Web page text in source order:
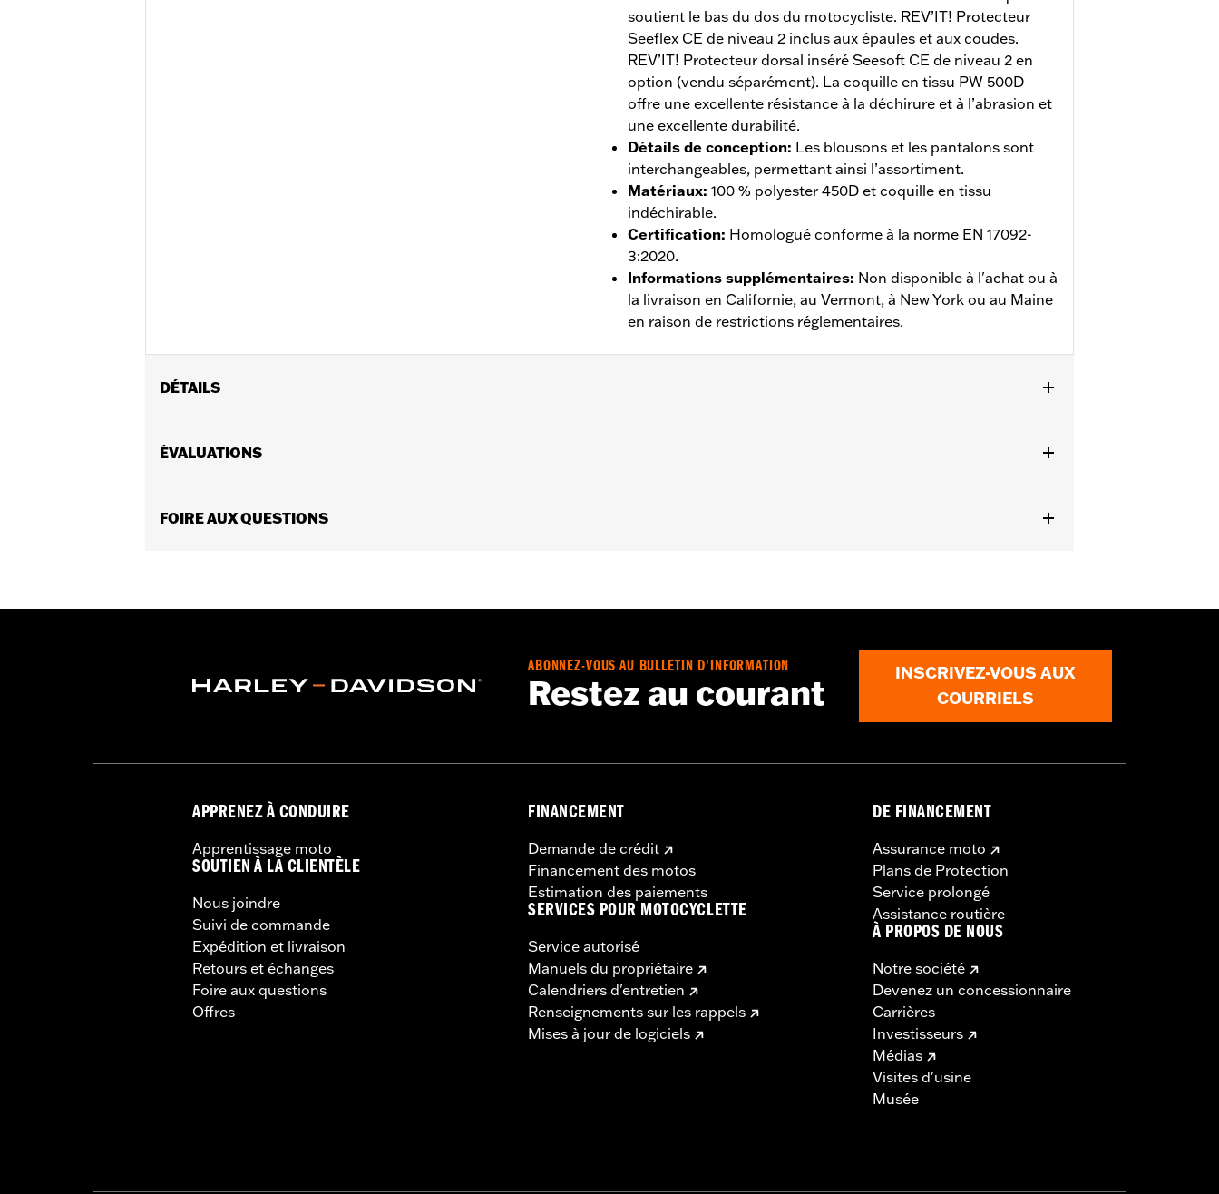
soutient le bas du dos du motocycliste. REV’IT! Protecteur
Seeflex CE de niveau 2 inclus aux épaules et aux coudes.
REV’IT! Protecteur dorsal inséré Seesoft CE de niveau 2 en
option (vendu séparément). La coquille en tissu PW 500D
offre une excellente résistance à la déchirure et à l’abrasion et
une excellente durabilité.
Détails de conception: Les blousons et les pantalons sont
interchangeables, permettant ainsi l’assortiment.
Matériaux: 100 % polyester 450D et coquille en tissu
indéchirable.
Certification: Homologué conforme à la norme EN 17092-
3:2020.
Informations supplémentaires: Non disponible à l'achat ou à
la livraison en Californie, au Vermont, à New York ou au Maine
en raison de restrictions réglementaires.
DÉTAILS
Caractéristiques fonctionnelles:
Shop To Be:Dry
ÉVALUATIONS
FOIRE AUX QUESTIONS
ABONNEZ-VOUS AU BULLETIN D'INFORMATION
Restez au courant
INSCRIVEZ-VOUS AUX
COURRIELS
APPRENEZ À CONDUIRE
Apprentissage moto
SOUTIEN À LA CLIENTÈLE
Nous joindre
Suivi de commande
Expédition et livraison
Retours et échanges
Foire aux questions
Offres
FINANCEMENT
Demande de crédit
Financement des motos
Estimation des paiements
SERVICES POUR MOTOCYCLETTE
Service autorisé
Manuels du propriétaire
Calendriers d'entretien
Renseignements sur les rappels
Mises à jour de logiciels
DE FINANCEMENT
Assurance moto
Plans de Protection
Service prolongé
Assistance routière
À PROPOS DE NOUS
Notre société
Devenez un concessionnaire
Carrières
Investisseurs
Médias
Visites d'usine
Musée